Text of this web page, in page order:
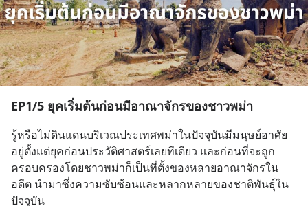
EP1/5 ยุคเริ่มต้นก่อนมีอาณาจักรของชาวพม่า
รู้หรือไม่ดินแดนบริเวณประเทศพม่าในปัจจุบันมีมนุษย์อาศัย
อยู่ตั้งแต่ยุคก่อนประวัติศาสตร์เลยทีเดียว และก่อนที่จะถูก
ครอบครองโดยชาวพม่าก็เป็นที่ตั้งของหลายอาณาจักรใน
อดีต นำมาซึ่งความซับซ้อนและหลากหลายของชาติพันธุ์ใน
ปัจจุบัน